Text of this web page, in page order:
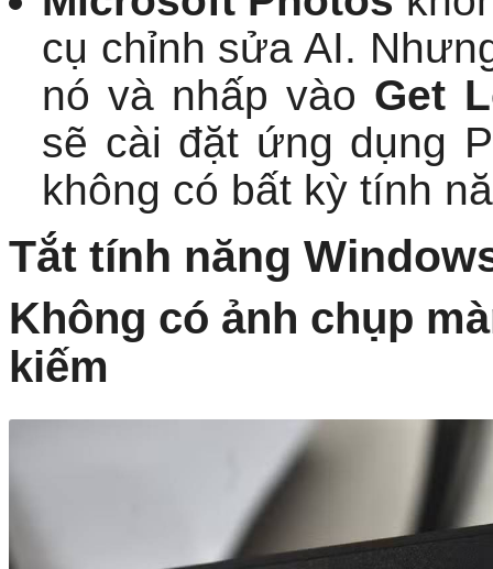
nó và nhấp vàoGet
sẽ cài đặt ứng dụng
không có bất kỳ tính
Tắt tính năng
Không có ảnh chụp
kiếm